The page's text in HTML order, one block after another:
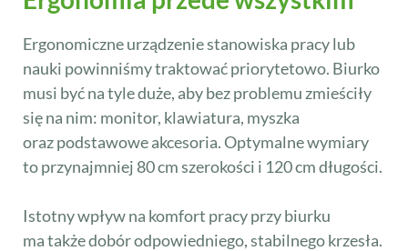
Ergonomiczne urządzenie stanowiska pracy lub
nauki powinniśmy traktować priorytetowo. Biurko
musi być na tyle duże, aby bez problemu zmieściły
się na nim: monitor, klawiatura, myszka
oraz podstawowe akcesoria. Optymalne wymiary
to przynajmniej 80 cm szerokości i 120 cm długości.
Istotny wpływ na komfort pracy przy biurku
ma także dobór odpowiedniego, stabilnego krzesła.